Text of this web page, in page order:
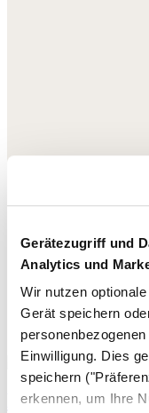
Gerätezugriff und
Analytics und
Wir nutzen
Gerät speichern
Einwilligung. Dies
speichern
erkennen, um Ihre
Espadrilles